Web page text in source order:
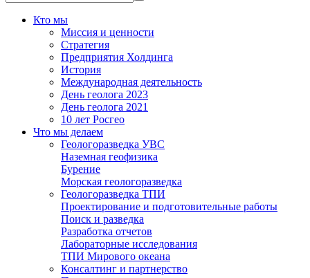
Кто мы
Миссия и ценности
Стратегия
Предприятия Холдинга
История
Международная деятельность
День геолога 2023
День геолога 2021
10 лет Росгео
Что мы делаем
Геологоразведка УВС
Наземная геофизика
Бурение
Морская геологоразведка
Геологоразведка ТПИ
Проектирование и подготовительные работы
Поиск и разведка
Разработка отчетов
Лабораторные исследования
ТПИ Мирового океана
Консалтинг и партнерство